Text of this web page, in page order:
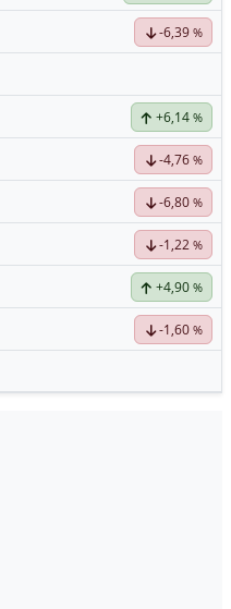
-6,39 %
+6,14 %
-4,76 %
-6,80 %
-1,22 %
+4,90 %
-1,60 %